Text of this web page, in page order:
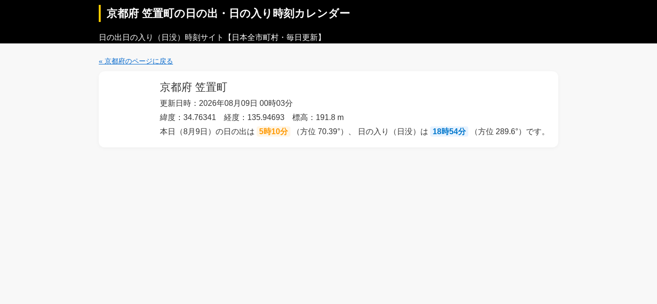
京都府 笠置町の日の出・日の入り時刻カレンダー
日の出日の入り（日没）時刻サイト【日本全市町村・毎日更新】
« 京都府のページに戻る
京都府 笠置町
更新日時：2026年08月09日 00時03分
緯度：34.76341 経度：135.94693 標高：191.8 m
本日（8月9日）の日の出は 5時10分 （方位 70.39°）、 日の入り（日没）は 18時54分 （方位 289.6°）です。